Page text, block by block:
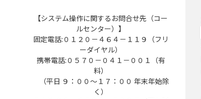
【システム操作に関するお問合せ先（コー
ルセンター）】
固定電話:０１２０－４６４－１１９（フリ
ーダイヤル）
携帯電話:０５７０－０４１－００１（有
料）
（平日 ９：００～１７：００ 年末年始除
く）